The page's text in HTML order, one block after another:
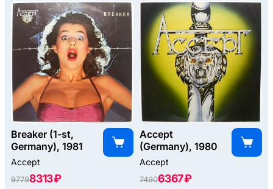
Breaker (1-st,
Germany), 1981
Accept
97798313 ₽
Accept
(Germany), 1980
Accept
74906367 ₽